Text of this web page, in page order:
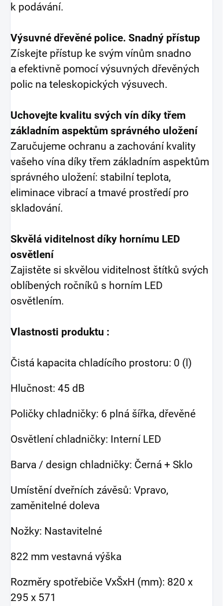
k podávání.
Výsuvné dřevěné police. Snadný přístup
Získejte přístup ke svým vínům snadno
a efektivně pomocí výsuvných dřevěných
polic na teleskopických výsuvech.
Uchovejte kvalitu svých vín díky třem
základním aspektům správného uložení
Zaručujeme ochranu a zachování kvality
vašeho vína díky třem základním aspektům
správného uložení: stabilní teplota,
eliminace vibrací a tmavé prostředí pro
skladování.
Skvělá viditelnost díky hornímu LED
osvětlení
Zajistěte si skvělou viditelnost štítků svých
oblíbených ročníků s horním LED
osvětlením.
Vlastnosti produktu :
Čistá kapacita chladícího prostoru: 0 (l)
Hlučnost: 45 dB
Poličky chladničky: 6 plná šířka, dřevěné
Osvětlení chladničky: Interní LED
Barva / design chladničky: Černá + Sklo
Umístění dveřních závěsů: Vpravo,
zaměnitelné doleva
Nožky: Nastavitelné
822 mm vestavná výška
Rozměry spotřebiče VxŠxH (mm): 820 x
295 x 571